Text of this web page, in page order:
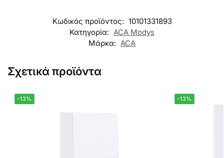
Κωδικός προϊόντος: 10101331893
Κατηγορία: ACA Modys
Μάρκα: ACA
Σχετικά προϊόντα
-13% -13%